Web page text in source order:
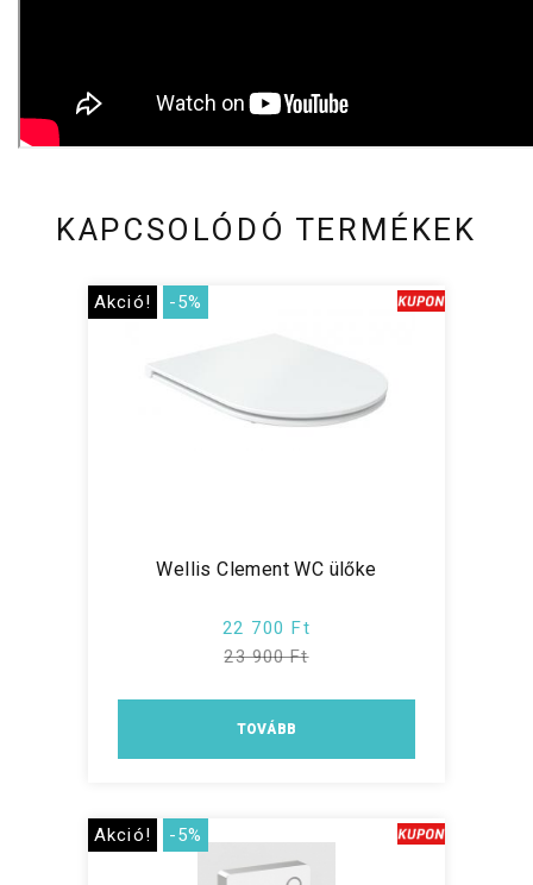
KAPCSOLÓDÓ TERMÉKEK
Akció! -5%
Wellis Clement WC ülőke
22 700 Ft
23 900 Ft
TOVÁBB
Akció! -5%